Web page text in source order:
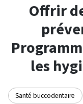
Offrir
les
Santé buccodentaire